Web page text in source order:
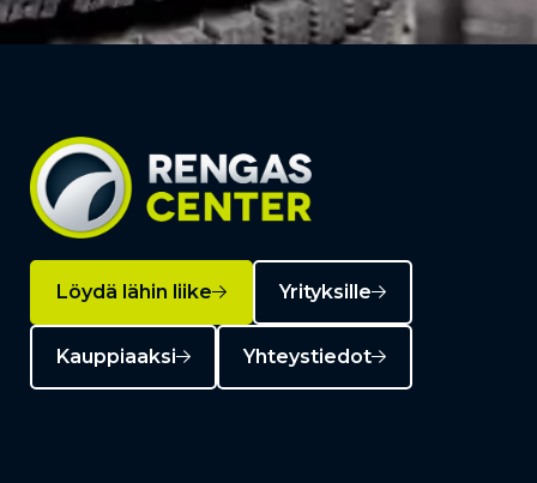
Löydä lähin liike Yrityksille
Kauppiaaksi Yhteystiedot